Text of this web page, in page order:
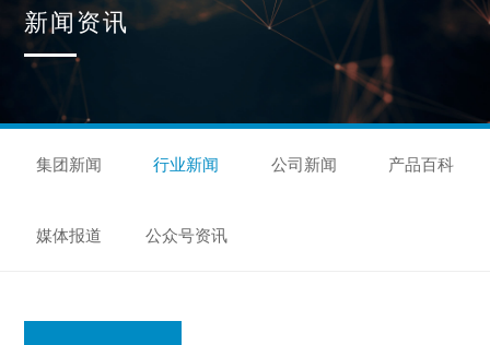
核心业务 合作模式 合作流程 产品中心
研发优势 管理优势 品质优势 产能优势
设备优势
集万草® 完美宜生® 抖抖舒®
新闻资讯
集团新闻 行业新闻 公司新闻 产品百科
媒体报道 公众号资讯